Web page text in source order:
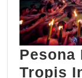
Pesona
Tropis